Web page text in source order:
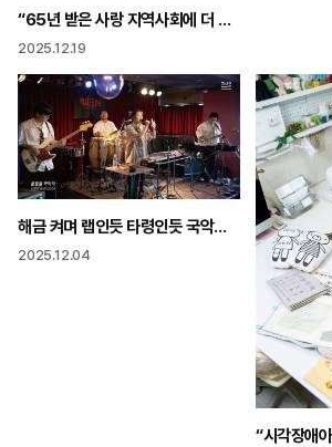
“65년 받은 사랑 지역사회에 더 깊은 사랑으로 돌려주고 싶어”
2025.12.19
해금 켜며 랩인듯 타령인듯 국악이 이래도 되냐고? 모르겠어!
2025.12.04